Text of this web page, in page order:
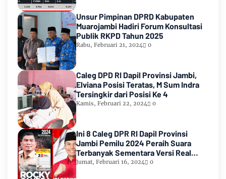
Unsur Pimpinan DPRD Kabupaten
Muarojambi Hadiri Forum Konsultasi
Publik RKPD Tahun 2025
Rabu, Februari 21, 2024 0
Caleg DPD RI Dapil Provinsi Jambi,
Elviana Posisi Teratas, M Sum Indra
Tersingkir dari Posisi Ke 4
Kamis, Februari 22, 2024 0
Ini 8 Caleg DPR RI Dapil Provinsi
Jambi Pemilu 2024 Peraih Suara
Terbanyak Sementara Versi Real
Count KPU RI
Jumat, Februari 16, 2024 0